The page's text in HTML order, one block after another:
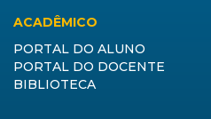
ACADÊMICO
PORTAL DO ALUNO
PORTAL DO DOCENTE
BIBLIOTECA